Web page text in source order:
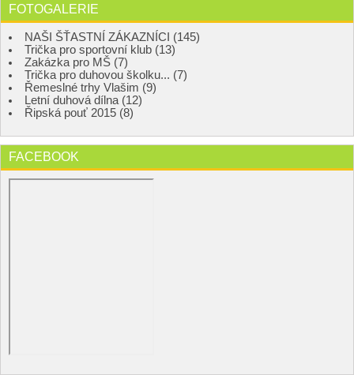
FOTOGALERIE
NAŠI ŠŤASTNÍ ZÁKAZNÍCI (145)
Trička pro sportovní klub (13)
Zakázka pro MŠ (7)
Trička pro duhovou školku... (7)
Řemeslné trhy Vlašim (9)
Letní duhová dílna (12)
Řipská pouť 2015 (8)
FACEBOOK